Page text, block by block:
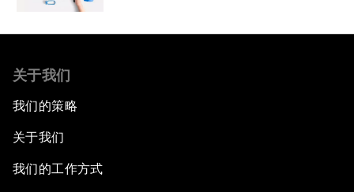
关于我们
我们的策略
关于我们
我们的工作方式